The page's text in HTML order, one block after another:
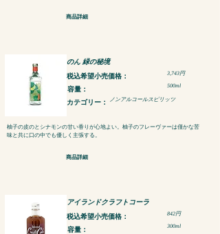
商品詳細
のん 緑の秘境
税込​希望小売価格：
3,743円
500ml
容量：
ノンアルコールスピリッツ
カテゴリー：
柚子の皮のとシナモンの甘い香りが心地よい。柚子のフレーヴァーは僅かな苦
味と共に口の中でも優しく主張する。
商品詳細
アイランドクラフトコーラ
税込​希望小売価格：
842円
300ml
容量：